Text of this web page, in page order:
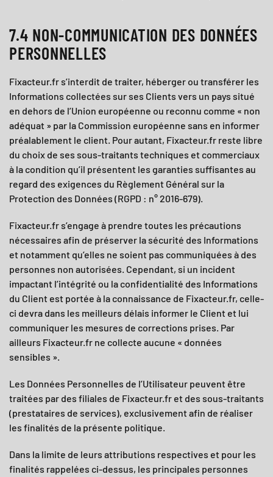
7.4 NON-COMMUNICATION DES DONNÉES
PERSONNELLES
Fixacteur.fr s’interdit de traiter, héberger ou transférer les
Informations collectées sur ses Clients vers un pays situé
en dehors de l’Union européenne ou reconnu comme « non
adéquat » par la Commission européenne sans en informer
préalablement le client. Pour autant, Fixacteur.fr reste libre
du choix de ses sous-traitants techniques et commerciaux
à la condition qu’il présentent les garanties suffisantes au
regard des exigences du Règlement Général sur la
Protection des Données (RGPD : n° 2016-679).
Fixacteur.fr s’engage à prendre toutes les précautions
nécessaires afin de préserver la sécurité des Informations
et notamment qu’elles ne soient pas communiquées à des
personnes non autorisées. Cependant, si un incident
impactant l’intégrité ou la confidentialité des Informations
du Client est portée à la connaissance de Fixacteur.fr, celle-
ci devra dans les meilleurs délais informer le Client et lui
communiquer les mesures de corrections prises. Par
ailleurs Fixacteur.fr ne collecte aucune « données
sensibles ».
Les Données Personnelles de l’Utilisateur peuvent être
traitées par des filiales de Fixacteur.fr et des sous-traitants
(prestataires de services), exclusivement afin de réaliser
les finalités de la présente politique.
Dans la limite de leurs attributions respectives et pour les
finalités rappelées ci-dessus, les principales personnes